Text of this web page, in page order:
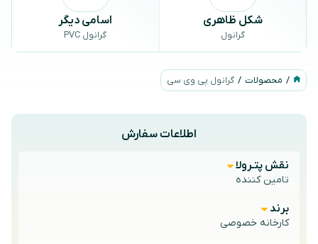
اسامی دیگر
گرانول PVC
شکل ظاهری
گرانول
/ محصولات / گرانول پی وی سی
اطلاعات سفارش
نقش پتـرولا
تامین کننده
برند
کارخانه خصوصی